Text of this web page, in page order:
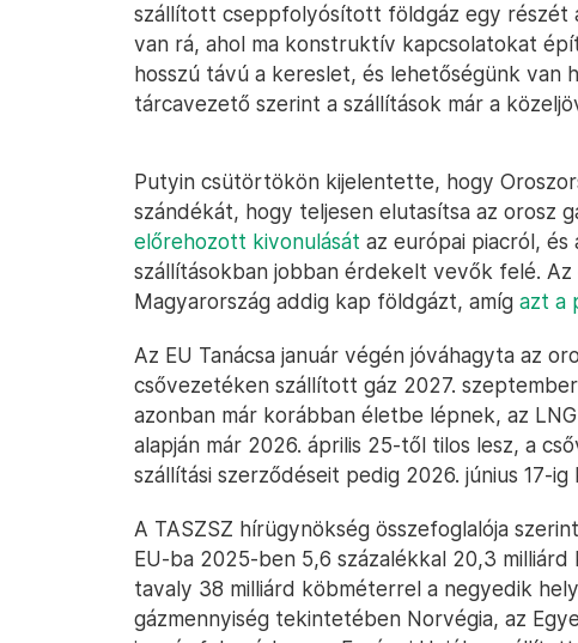
szállított cseppfolyósított földgáz egy részét
van rá, ahol ma konstruktív kapcsolatokat
hosszú távú a kereslet, és lehetőségünk van
tárcavezető szerint a szállítások már a
Putyin csütörtökön kijelentette, hogy
szándékát, hogy teljesen elutasítsa az orosz
előrehozott kivonulását az európai piacról, és
szállításokban jobban érdekelt vevők felé.
Magyarország addig kap földgázt, amíg azt a
Az EU Tanácsa január végén jóváhagyta az
csővezetéken szállított gáz 2027.
azonban már korábban életbe lépnek, az
alapján már 2026. április 25-től tilos lesz, a
szállítási szerződéseit pedig 2026. június 17-ig
A TASZSZ hírügynökség összefoglalója
EU-ba 2025-ben 5,6 százalékkal 20,3
tavaly 38 milliárd köbméterrel a negyedik
gázmennyiség tekintetében Norvégia, az